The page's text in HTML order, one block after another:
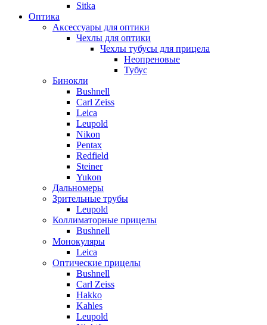
Sitka
Оптика
Аксессуары для оптики
Чехлы для оптики
Чехлы тубусы для прицела
Неопреновые
Тубус
Бинокли
Bushnell
Carl Zeiss
Leica
Leupold
Nikon
Pentax
Redfield
Steiner
Yukon
Дальномеры
Зрительные трубы
Leupold
Коллиматорные прицелы
Bushnell
Монокуляры
Leica
Оптические прицелы
Bushnell
Carl Zeiss
Hakko
Kahles
Leupold